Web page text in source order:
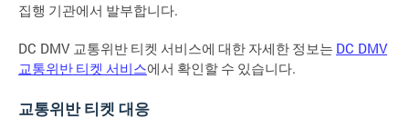
집행 기관에서 발부합니다.
DC DMV 교통위반 티켓 서비스에 대한 자세한 정보는 DC DMV
교통위반 티켓 서비스에서 확인할 수 있습니다.
교통위반 티켓 대응